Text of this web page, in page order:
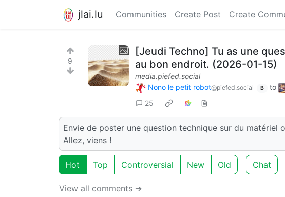
jlai.lu Communities Create Post Create
9
[Jeudi Techno] Tu as une
au bon endroit. (2026-01-15)
media.piefed.social
Nono le petit robot@piefed.social B to
25
Envie de poster une question technique sur du matériel
Allez, viens !
Hot Top Controversial New Old Chat
View all comments ➔